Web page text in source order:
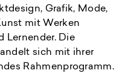
Grafik, Mode,
mit Werken
Lernender. Die
sich mit ihrer
Rahmenprogramm.